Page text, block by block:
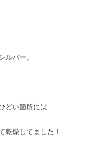
ルバー。
どい箇所には
乾燥してました！